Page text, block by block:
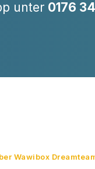
unter 0176
Wawibox